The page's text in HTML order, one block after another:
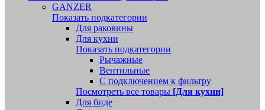
GANZER
Показать подкатегории
Для раковины
Для кухни
Показать подкатегории
Рычажные
Вентильные
С подключением к фильтру
Посмотреть все товары [Для кухни]
Для биде